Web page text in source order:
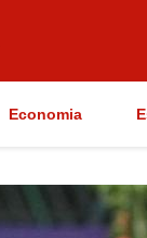
Economia